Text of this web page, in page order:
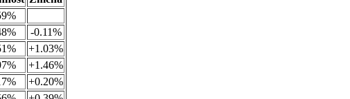
-0.11%
+1.03%
+1.46%
+0.20%